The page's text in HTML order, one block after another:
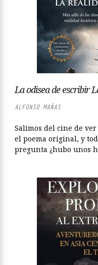
La odisea de escribir
ALFONSO MAÑAS
Salimos del cine de
el poema original, y
pregunta ¿hubo unos